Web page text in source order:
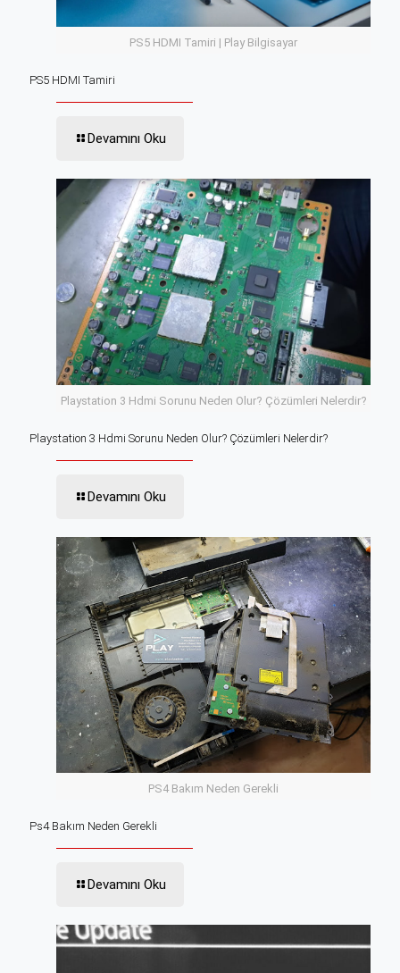
PS5 HDMI Tamiri | Play Bilgisayar
PS5 HDMI Tamiri
Devamını Oku
Playstation 3 Hdmi Sorunu Neden Olur? Çözümleri Nelerdir?
Playstation 3 Hdmi Sorunu Neden Olur? Çözümleri Nelerdir?
Devamını Oku
PS4 Bakım Neden Gerekli
Ps4 Bakım Neden Gerekli
Devamını Oku